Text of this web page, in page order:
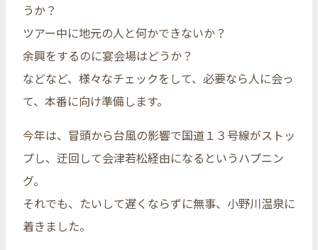
うか？
ツアー中に地元の人と何かできないか？
余興をするのに宴会場はどうか？
などなど、様々なチェックをして、必要なら人に会っ
て、本番に向け準備します。
今年は、冒頭から台風の影響で国道１３号線がストッ
プし、迂回して会津若松経由になるというハプニン
グ。
それでも、たいして遅くならずに無事、小野川温泉に
着きました。